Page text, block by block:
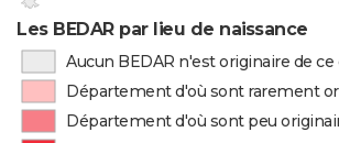
Les BEDAR par lieu de naissance
Aucun BEDAR n'est originaire de
Département d'où sont rarement
Département d'où sont peu